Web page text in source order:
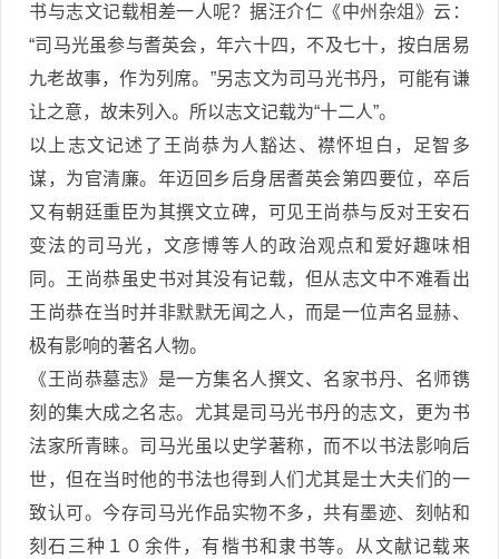
书与志文记载相差一人呢？据汪介仁《中州杂俎》云：
“司马光虽参与耆英会，年六十四，不及七十，按白居易
九老故事，作为列席。”另志文为司马光书丹，可能有谦
让之意，故未列入。所以志文记载为“十二人”。
以上志文记述了王尚恭为人豁达、襟怀坦白，足智多
谋，为官清廉。年迈回乡后身居耆英会第四要位，卒后
又有朝廷重臣为其撰文立碑，可见王尚恭与反对王安石
变法的司马光，文彦博等人的政治观点和爱好趣味相
同。王尚恭虽史书对其没有记载，但从志文中不难看出
王尚恭在当时并非默默无闻之人，而是一位声名显赫、
极有影响的著名人物。
《王尚恭墓志》是一方集名人撰文、名家书丹、名师镌
刻的集大成之名志。尤其是司马光书丹的志文，更为书
法家所青睐。司马光虽以史学著称，而不以书法影响后
世，但在当时他的书法也得到人们尤其是士大夫们的一
致认可。今存司马光作品实物不多，共有墨迹、刻帖和
刻石三种１０余件，有楷书和隶书等。从文献记载来